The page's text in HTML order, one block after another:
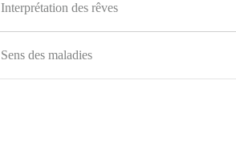
Interprétation des rêves
Sens des maladies